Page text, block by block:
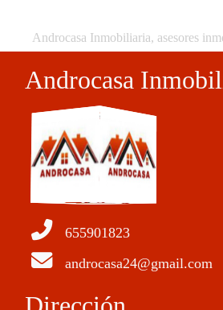
Androcasa Inmobiliaria, asesores
Androcasa
655901823
androcasa24@gmail.com